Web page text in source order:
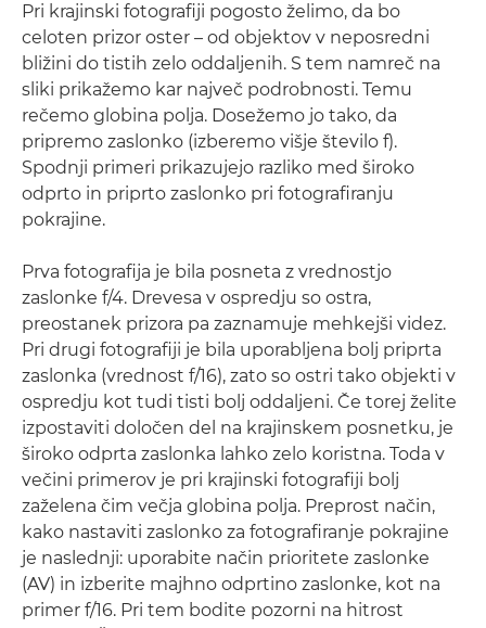
Pri krajinski fotografiji pogosto želimo, da bo
celoten prizor oster – od objektov v neposredni
bližini do tistih zelo oddaljenih. S tem namreč na
sliki prikažemo kar največ podrobnosti. Temu
rečemo globina polja. Dosežemo jo tako, da
pripremo zaslonko (izberemo višje število f).
Spodnji primeri prikazujejo razliko med široko
odprto in priprto zaslonko pri fotografiranju
pokrajine.
Prva fotografija je bila posneta z vrednostjo
zaslonke f/4. Drevesa v ospredju so ostra,
preostanek prizora pa zaznamuje mehkejši videz.
Pri drugi fotografiji je bila uporabljena bolj priprta
zaslonka (vrednost f/16), zato so ostri tako objekti v
ospredju kot tudi tisti bolj oddaljeni. Če torej želite
izpostaviti določen del na krajinskem posnetku, je
široko odprta zaslonka lahko zelo koristna. Toda v
večini primerov je pri krajinski fotografiji bolj
zaželena čim večja globina polja. Preprost način,
kako nastaviti zaslonko za fotografiranje pokrajine
je naslednji: uporabite način prioritete zaslonke
(AV) in izberite majhno odprtino zaslonke, kot na
primer f/16. Pri tem bodite pozorni na hitrost